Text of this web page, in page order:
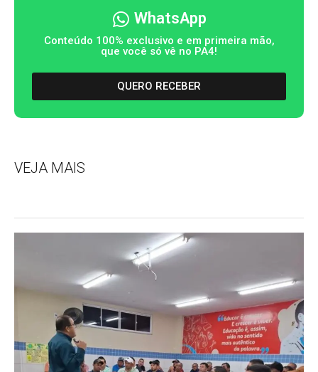
WhatsApp
Conteúdo 100% exclusivo e em primeira mão,
que você só vê no PA4!
QUERO RECEBER
VEJA MAIS